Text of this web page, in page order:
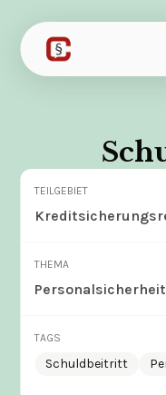
TEILGEBIET
THEMA
TAGS
Schuldbeitritt